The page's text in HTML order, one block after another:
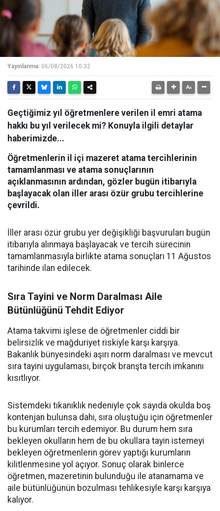
Yayınlanma: 06/08/2026 10:32
Geçtiğimiz yıl öğretmenlere verilen il emri atama
hakkı bu yıl verilecek mi? Konuyla ilgili detaylar
haberimizde...
Öğretmenlerin il içi mazeret atama tercihlerinin
tamamlanması ve atama sonuçlarının
açıklanmasının ardından, gözler bugün itibarıyla
başlayacak olan iller arası özür grubu tercihlerine
çevrildi.
İller arası özür grubu yer değişikliği başvuruları bugün
itibarıyla alınmaya başlayacak ve tercih sürecinin
tamamlanmasıyla birlikte atama sonuçları 11 Ağustos
tarihinde ilan edilecek.
Sıra Tayini ve Norm Daralması Aile
Bütünlüğünü Tehdit Ediyor
Atama takvimi işlese de öğretmenler ciddi bir
belirsizlik ve mağduriyet riskiyle karşı karşıya.
Bakanlık bünyesindeki aşırı norm daralması ve mevcut
sıra tayini uygulaması, birçok branşta tercih imkanını
kısıtlıyor.
Sistemdeki tıkanıklık nedeniyle çok sayıda okulda boş
kontenjan bulunsa dahi, sıra oluştuğu için öğretmenler
bu kurumları tercih edemiyor. Bu durum hem sıra
bekleyen okulların hem de bu okullara tayin istemeyi
bekleyen öğretmenlerin görev yaptığı kurumların
kilitlenmesine yol açıyor. Sonuç olarak binlerce
öğretmen, mazeretinin bulunduğu ile atanamama ve
aile bütünlüğünün bozulması tehlikesiyle karşı karşıya
kalıyor.